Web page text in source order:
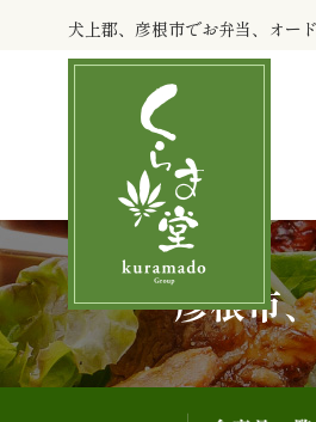
キ
ッ
プ
犬上郡、彦根市でお弁当、オー
彦根市